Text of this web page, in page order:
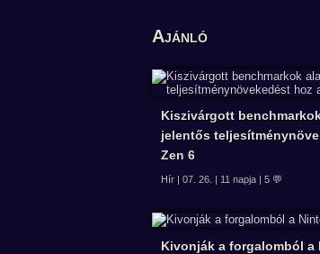
Ajánló
Kiszivárgott
jelentős
Zen 6
Hír | 07. 26. | 11 napja | 5 💬
Kivonják a forgalomból a